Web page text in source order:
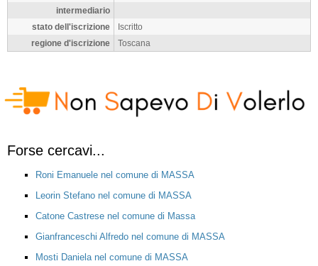
intermediario
stato dell'iscrizione
Iscritto
regione d'iscrizione
Toscana
Forse cercavi...
Roni Emanuele nel comune di MASSA
Leorin Stefano nel comune di MASSA
Catone Castrese nel comune di Massa
Gianfranceschi Alfredo nel comune di MASSA
Mosti Daniela nel comune di MASSA